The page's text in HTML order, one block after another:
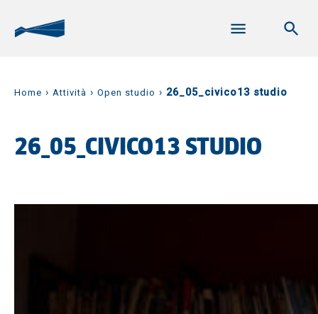
Home › Attività › Open studio › 26_05_civico13 studio
26_05_CIVICO13 STUDIO